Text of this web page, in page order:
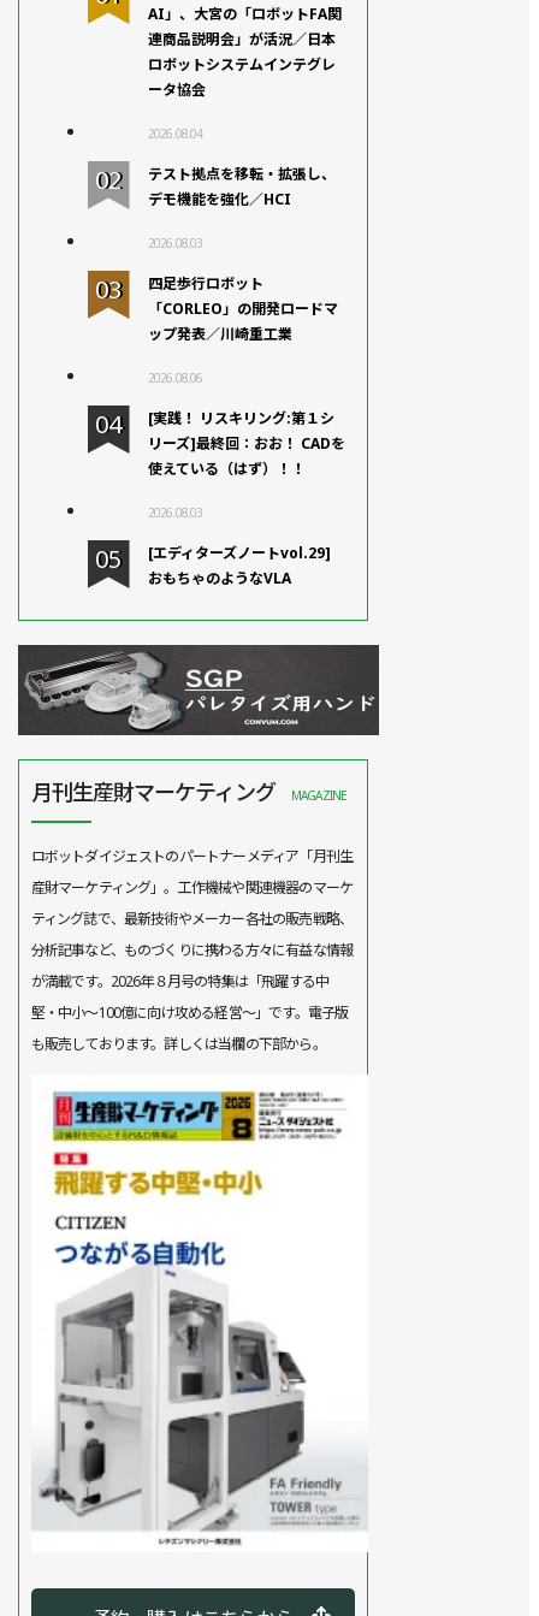
AI」、大宮の「ロボットFA関
連商品説明会」が活況／日本
ロボットシステムインテグレ
ータ協会
2026.08.04
テスト拠点を移転・拡張し、
デモ機能を強化／HCI
2026.08.03
四足歩行ロボット
「CORLEO」の開発ロードマ
ップ発表／川崎重工業
2026.08.06
[実践！ リスキリング:第１シ
リーズ]最終回：おお！ CADを
使えている（はず）！！
2026.08.03
[エディターズノートvol.29]
おもちゃのようなVLA
月刊生産財マーケティング MAGAZINE
ロボットダイジェストのパートナーメディア「月刊生
産財マーケティング」。工作機械や関連機器のマーケ
ティング誌で、最新技術やメーカー各社の販売戦略、
分析記事など、ものづくりに携わる方々に有益な情報
が満載です。2026年８月号の特集は「飛躍する中
堅・中小～100億に向け攻める経営～」です。電子版
も販売しております。詳しくは当欄の下部から。